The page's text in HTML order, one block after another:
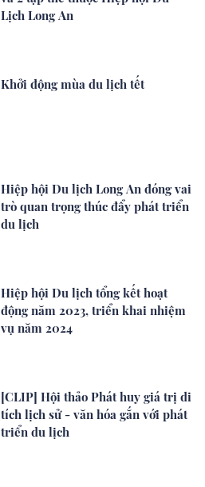
Lịch Long An
Khởi động mùa du lịch tết
Hiệp hội Du lịch Long An đóng vai
trò quan trọng thúc đẩy phát triển
du lịch
Hiệp hội Du lịch tổng kết hoạt
động năm 2023, triển khai nhiệm
vụ năm 2024
[CLIP] Hội thảo Phát huy giá trị di
tích lịch sử - văn hóa gắn với phát
triển du lịch